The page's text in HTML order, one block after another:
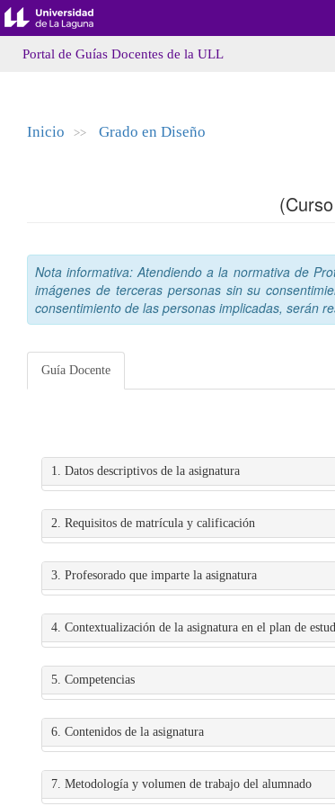
Portal de Guías Docentes de la ULL
Inicio >> Grado en Diseño
Nota informativa: Atendiendo a la normativa de
imágenes de terceras personas sin su
consentimiento de las personas implicadas, serán
Guía Docente
1. Datos descriptivos de la asignatura
2. Requisitos de matrícula y calificación
3. Profesorado que imparte la asignatura
4. Contextualización de la asignatura en el plan de
5. Competencias
6. Contenidos de la asignatura
7. Metodología y volumen de trabajo del alumnado